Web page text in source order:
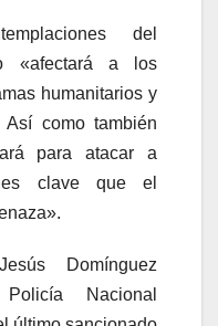
del
«afectará a los
humanitarios y
como también
para atacar a
clave que el
Domínguez
Nacional